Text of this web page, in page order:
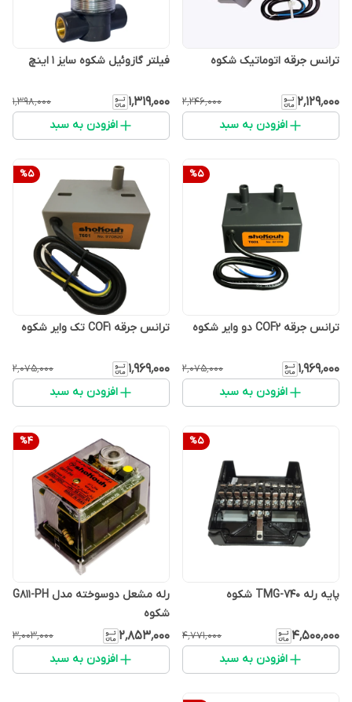
ترانس جرقه اتوماتیک شکوه
۲٬۱۲۹٬۰۰۰ ۲٬۲۴۶٬۰۰۰
افزودن به سبد
فیلتر گازوئیل شکوه سایز 1 اینچ
۱٬۳۱۹٬۰۰۰ ۱٬۳۹۸٬۰۰۰
افزودن به سبد
%5
ترانس جرقه COF2 دو وایر شکوه
۱٬۹۶۹٬۰۰۰ ۲٬۰۷۵٬۰۰۰
افزودن به سبد
%5
ترانس جرقه COF1 تک وایر شکوه
۱٬۹۶۹٬۰۰۰ ۲٬۰۷۵٬۰۰۰
افزودن به سبد
%5
پایه رله TMG-740 شکوه
۴٬۵۰۰٬۰۰۰ ۴٬۷۷۱٬۰۰۰
افزودن به سبد
%4
رله مشعل دوسوخته مدل G811-PH
شکوه
۲٬۸۵۳٬۰۰۰ ۳٬۰۰۳٬۰۰۰
افزودن به سبد